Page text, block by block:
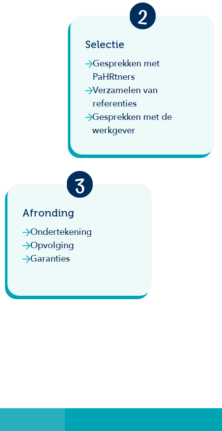
Selectie
Gesprekken met
PaHRtners
Verzamelen van
referenties
Gesprekken met de
werkgever
Afronding
Ondertekening
Opvolging
Garanties